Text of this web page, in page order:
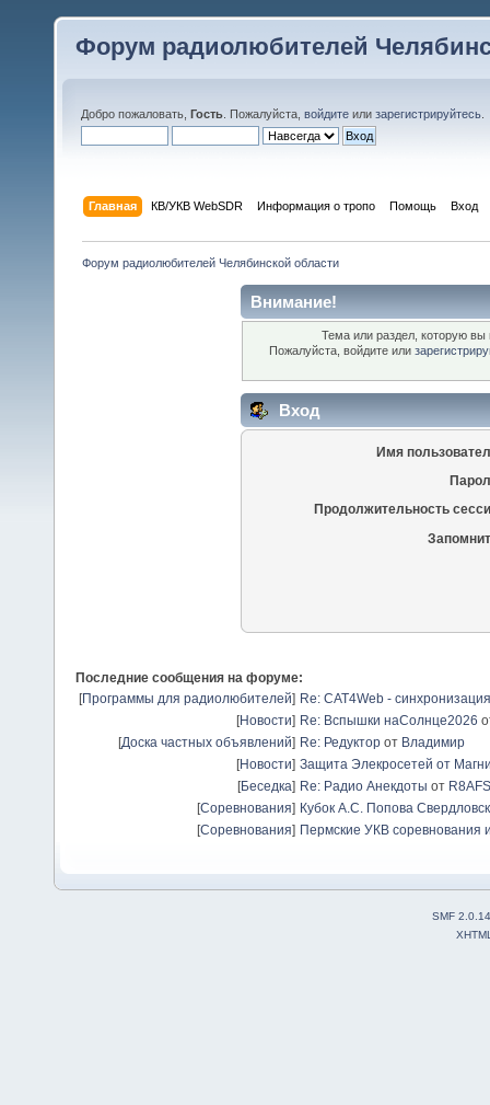
Форум радиолюбителей
Добро пожаловать, Гость . Пожалуйста, войдите или зарегистрируйтесь
Главная КВ/УКВ WebSDR Информация о тропо Помощь Вход
Форум радиолюбителей Челябинской области
Внимание!
Тема или раздел, которую вы
Пожалуйста, войдите или
Вход
Имя
Продолжительность
Последние сообщения на форуме:
[Программы для радиолюбителей] Re: CAT4Web -
[Новости] Re: Вспышки наСолнце2026
[Доска частных объявлений] Re: Редуктор от Владимир
[Новости] Защита Элекросетей от
[Беседка] Re: Радио Анекдоты от R8AFS
[Соревнования] Кубок А.С. Попова
[Соревнования] Пермские УКВ соревнования
SMF 2.0.14